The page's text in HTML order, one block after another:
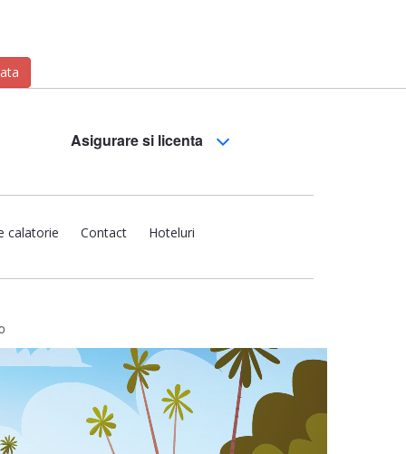
Asigurare si licenta
calatorie Contact Hoteluri